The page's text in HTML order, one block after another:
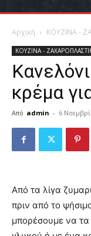
Αρχική ΚΟΥΖΙΝΑ -
ΚΟΥΖΙΝΑ -
κρέμα
Από admin - 6
Από τα λίγα
πριν από το
μπορέσουμε να τα